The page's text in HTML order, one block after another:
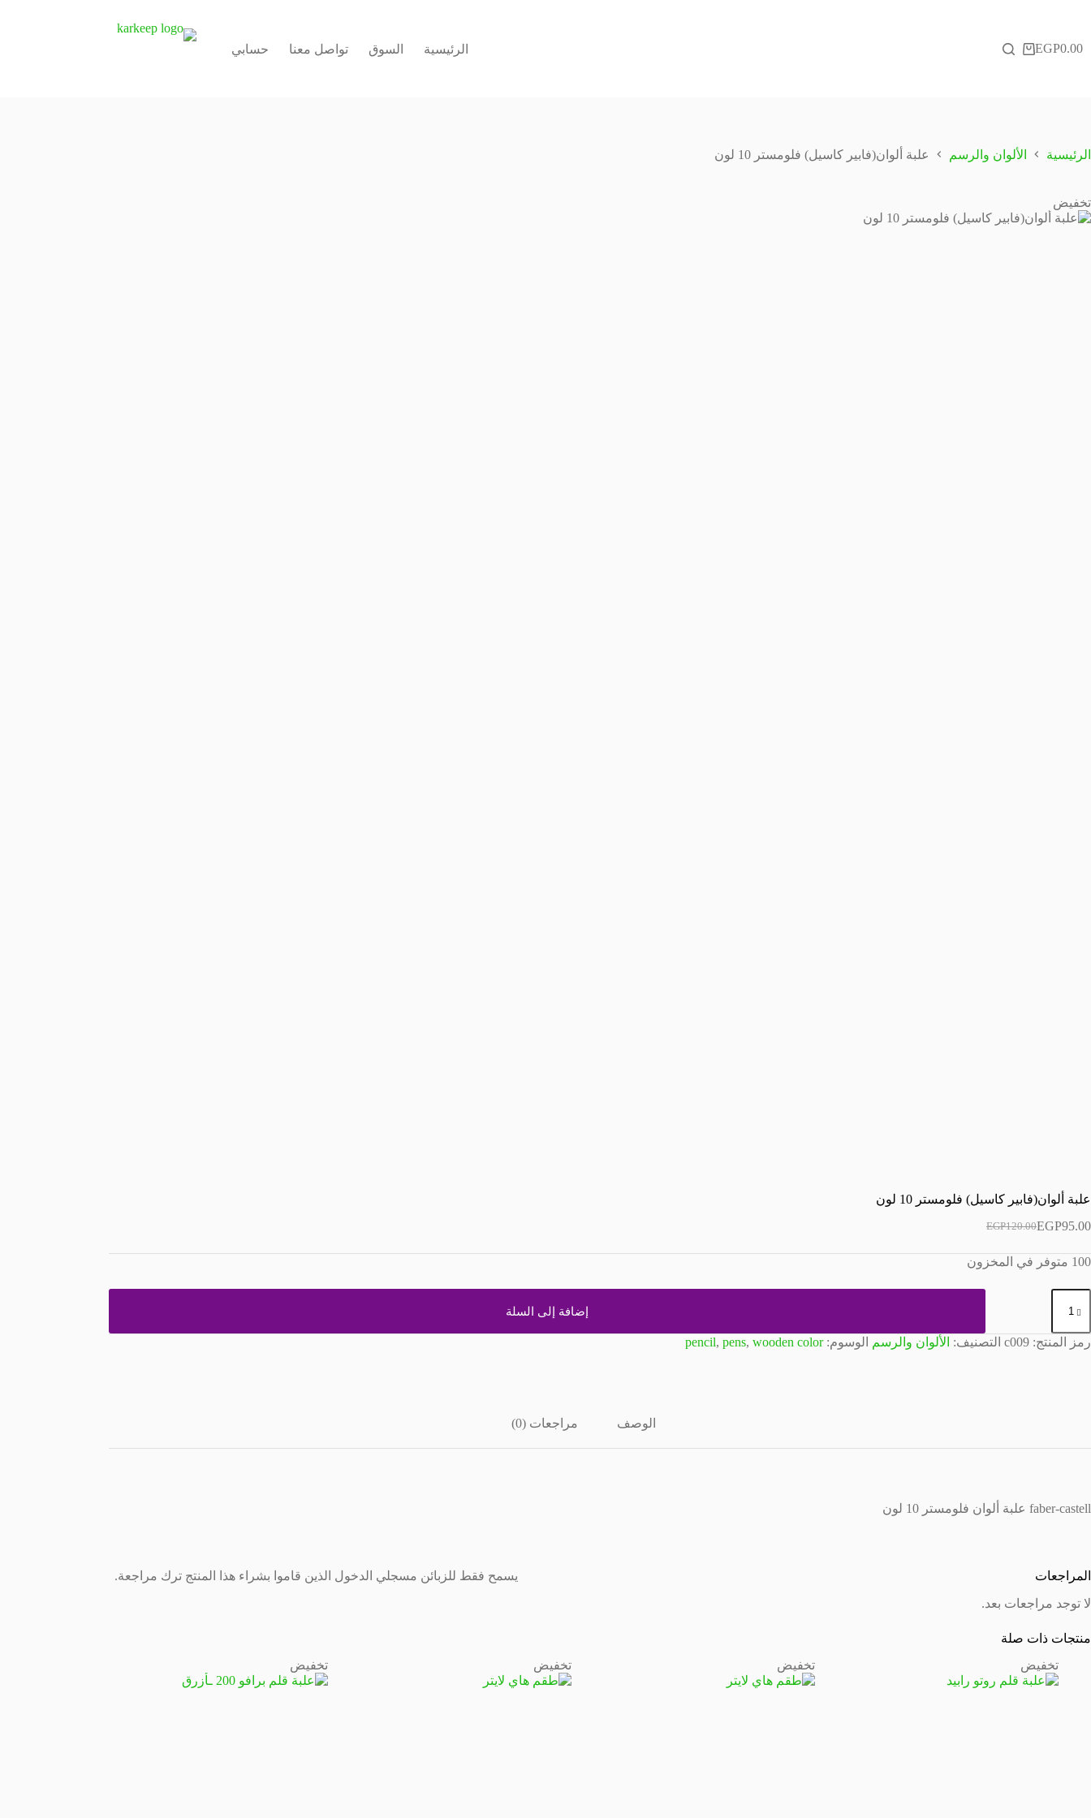
عربةEGP0.00 الرئيسية السوق تواصل معنا حسابي
الرئيسية الألوان والرسم علبة ألوان(فابير كاسيل) فلومستر 10 لون
تخفيض
علبة ألوان(فابير كاسيل) فلومستر 10 لون
EGP120.00
السعر
هو:
EGP95.00
السعر
هو:
100 متوفر في المخزون
كمية
علبة
كاسيل)
فلومستر
إضافة إلى السلة
رمز المنتج: c009 التصنيف: الألوان والرسم الوسوم: pencil, pens, wooden color
الوصف مراجعات (0)
faber-castell علبة ألوان فلومستر 10 لون
المراجعات
لا توجد مراجعات بعد.
يسمح فقط للزبائن مسجلي الدخول الذين قاموا بشراء هذا المنتج ترك مراجعة.
منتجات ذات صلة
تخفيض
تخفيض تخفيض تخفيض